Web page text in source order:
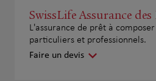
SwissLife Assurance
L'assurance de prêt à
particuliers et professionnels.
Faire un devis